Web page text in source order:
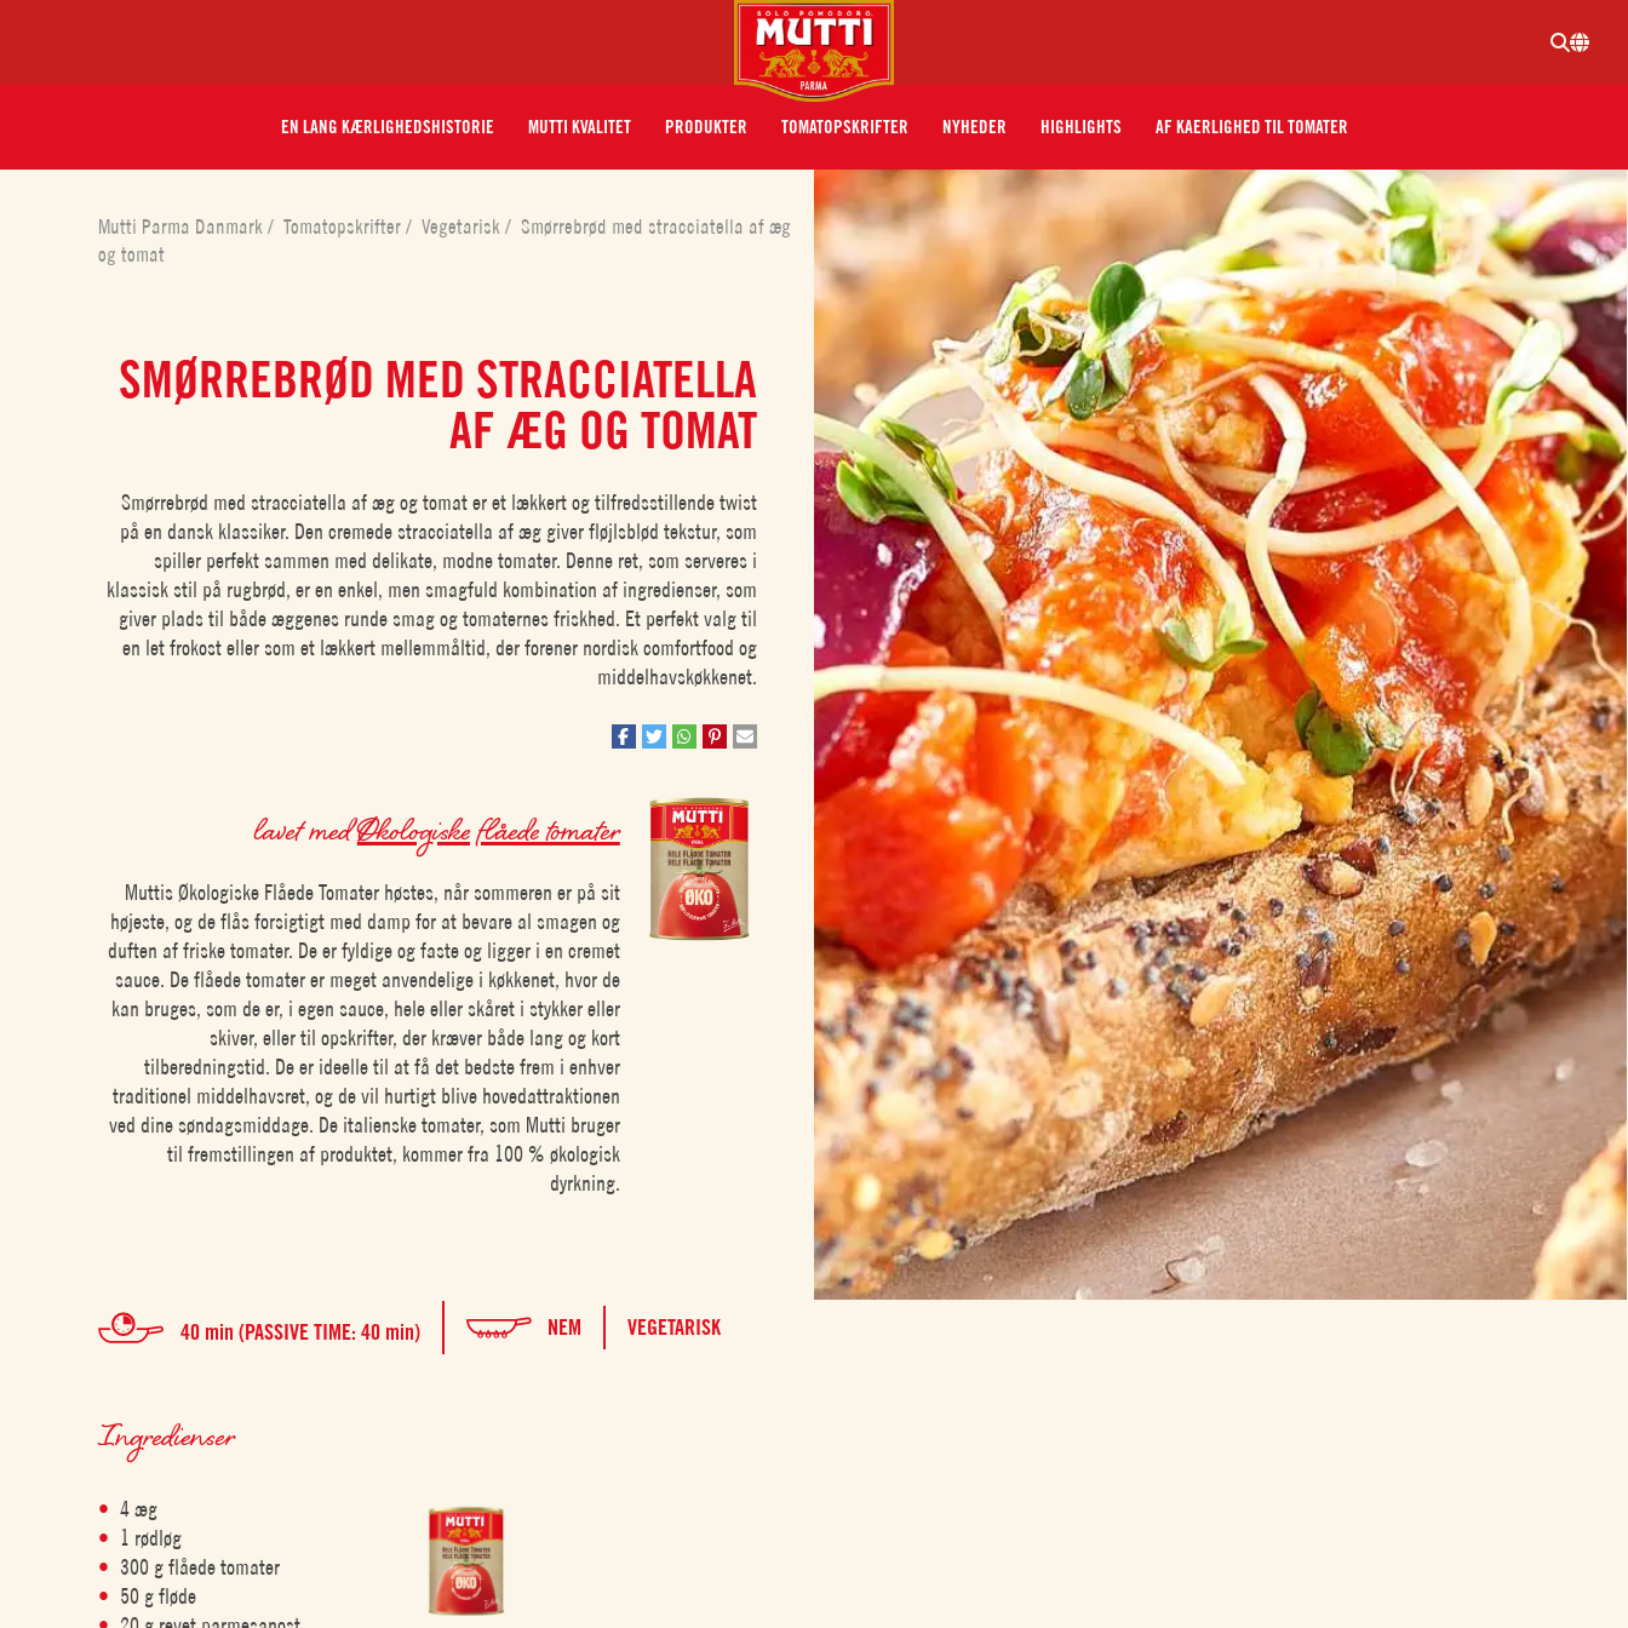
EN LANG KÆRLIGHEDSHISTORIE MUTTI KVALITET PRODUKTER TOMATOPSKRIFTER NYHEDER HIGHLIGHTS AF KAERLIGHED TIL TOMATER
Mutti Parma Danmark/ Tomatopskrifter/ Vegetarisk/ Smørrebrød med stracciatella af æg
og tomat
SMØRREBRØD MED STRACCIATELLA
AF ÆG OG TOMAT
Smørrebrød med stracciatella af æg og tomat er et lækkert og tilfredsstillende twist
på en dansk klassiker. Den cremede stracciatella af æg giver fløjlsblød tekstur, som
spiller perfekt sammen med delikate, modne tomater. Denne ret, som serveres i
klassisk stil på rugbrød, er en enkel, men smagfuld kombination af ingredienser, som
giver plads til både æggenes runde smag og tomaternes friskhed. Et perfekt valg til
en let frokost eller som et lækkert mellemmåltid, der forener nordisk comfortfood og
middelhavskøkkenet.
lavet medØkologiske flåede tomater
Muttis Økologiske Flåede Tomater høstes, når sommeren er på sit
højeste, og de flås forsigtigt med damp for at bevare al smagen og
duften af friske tomater. De er fyldige og faste og ligger i en cremet
sauce. De flåede tomater er meget anvendelige i køkkenet, hvor de
kan bruges, som de er, i egen sauce, hele eller skåret i stykker eller
skiver, eller til opskrifter, der kræver både lang og kort
tilberedningstid. De er ideelle til at få det bedste frem i enhver
traditionel middelhavsret, og de vil hurtigt blive hovedattraktionen
ved dine søndagsmiddage. De italienske tomater, som Mutti bruger
til fremstillingen af produktet, kommer fra 100 % økologisk
dyrkning.
40 min (PASSIVE TIME: 40 min) NEM VEGETARISK
Ingredienser
4 æg
1 rødløg
300 g flåede tomater
50 g fløde